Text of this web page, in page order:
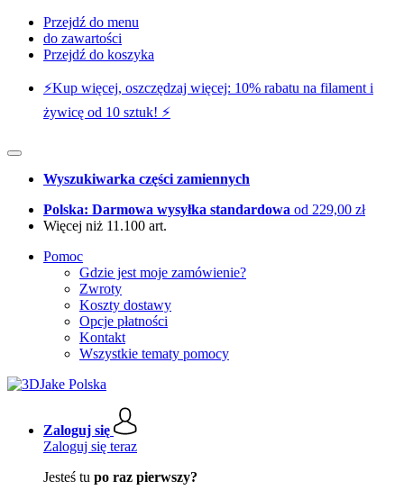
Przejdź do menu
do zawartości
Przejdź do koszyka
⚡️Kup więcej, oszczędzaj więcej: 10% rabatu na filament i
żywicę od 10 sztuk! ⚡️
Wyszukiwarka części zamiennych
Polska: Darmowa wysyłka standardowa od 229,00 zł
Więcej niż 11.100 art.
Pomoc
Gdzie jest moje zamówienie?
Zwroty
Koszty dostawy
Opcje płatności
Kontakt
Wszystkie tematy pomocy
Zaloguj się
Zaloguj się teraz
Jesteś tu po raz pierwszy?